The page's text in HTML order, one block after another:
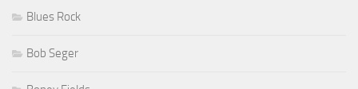
Blues Rock
Bob Seger